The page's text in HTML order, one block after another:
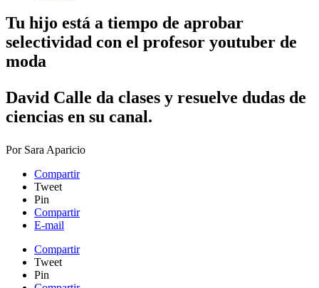
Tu hijo está a tiempo de aprobar
selectividad con el profesor youtuber de
moda
David Calle da clases y resuelve dudas de
ciencias en su canal.​
Por Sara Aparicio
Compartir
Tweet
Pin
Compartir
E-mail
Compartir
Tweet
Pin